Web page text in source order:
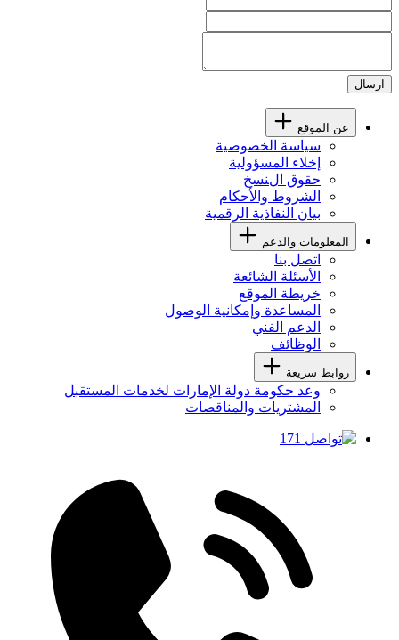
ارسال
عن الموقع
سياسة الخصوصية
إخلاء المسؤولية
حقوق النسخ
الشروط والأحكام
بيان النفاذية الرقمية
المعلومات والدعم
اتصل بنا
الأسئلة الشائعة
خريطة الموقع
المساعدة وإمكانية الوصول
الدعم الفني
الوظائف
روابط سريعة
وعد حكومة دولة الإمارات لخدمات المستقبل
المشتريات والمناقصات